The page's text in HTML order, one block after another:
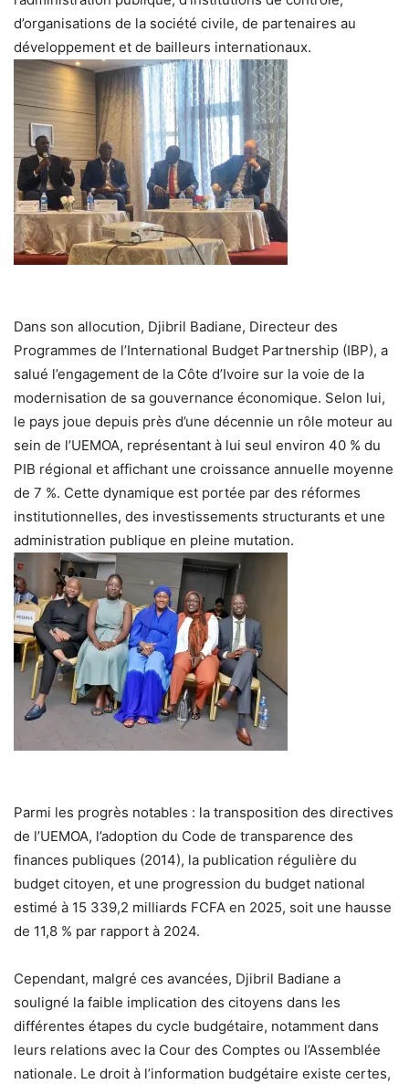
d’organisations de la société civile, de partenaires au
développement et de bailleurs internationaux.
Dans son allocution, Djibril Badiane, Directeur des
Programmes de l’International Budget Partnership (IBP), a
salué l’engagement de la Côte d’Ivoire sur la voie de la
modernisation de sa gouvernance économique. Selon lui,
le pays joue depuis près d’une décennie un rôle moteur au
sein de l’UEMOA, représentant à lui seul environ 40 % du
PIB régional et affichant une croissance annuelle moyenne
de 7 %. Cette dynamique est portée par des réformes
institutionnelles, des investissements structurants et une
administration publique en pleine mutation.
Parmi les progrès notables : la transposition des directives
de l’UEMOA, l’adoption du Code de transparence des
finances publiques (2014), la publication régulière du
budget citoyen, et une progression du budget national
estimé à 15 339,2 milliards FCFA en 2025, soit une hausse
de 11,8 % par rapport à 2024.
Cependant, malgré ces avancées, Djibril Badiane a
souligné la faible implication des citoyens dans les
différentes étapes du cycle budgétaire, notamment dans
leurs relations avec la Cour des Comptes ou l’Assemblée
nationale. Le droit à l’information budgétaire existe certes,